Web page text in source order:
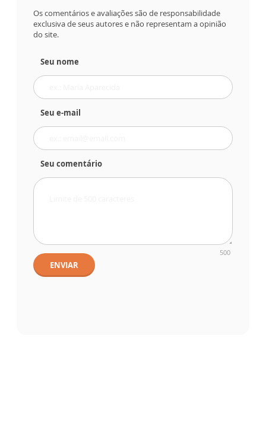
Os comentários e avaliações são de responsabilidade
exclusiva de seus autores e não representam a opinião
do site.
Seu nome
Seu e-mail
Seu comentário
500
ENVIAR